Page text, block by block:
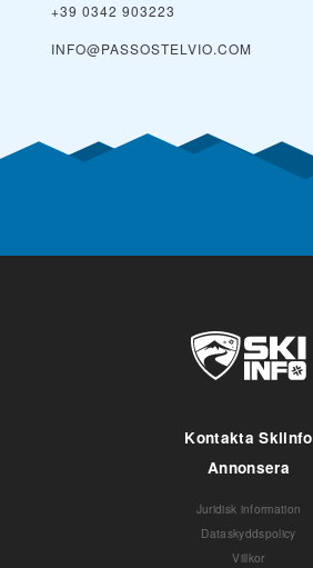
+39 0342 903223
INFO@PASSOSTELVIO.COM
Kontakta Skiinfo
Annonsera
Juridisk information
Dataskyddspolicy
Villkor